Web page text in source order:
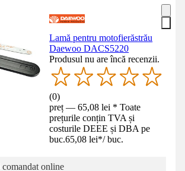
Lamă pentru motofierăstrău
Daewoo DACS5220
Produsul nu are încă recenzii.
(0)
preț — 65,08 lei * Toate
prețurile conțin TVA și
costurile DEEE și DBA pe
buc.65,08 lei*/ buc.
comandat online